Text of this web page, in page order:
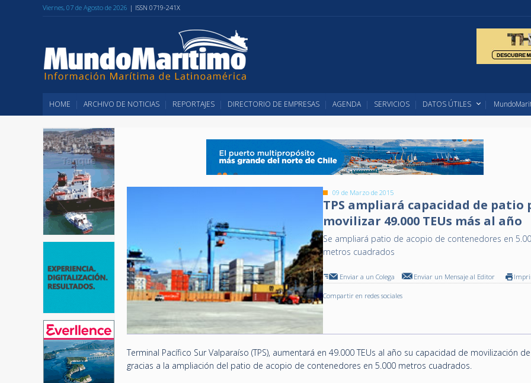
Viernes, 07 de Agosto de 2026 | ISSN 0719-241X
HOME ARCHIVO DE NOTICIAS REPORTAJES DIRECTORIO DE EMPRESAS AGENDA SERVICIOS DATOS ÚTILES
09 de Marzo de 2015
TPS ampliará capacidad de patio
movilizar 49.000 TEUs más al año
Se ampliará patio de acopio de contenedores en
metros cuadrados
Enviar a un Colega Enviar un Mensaje al Editor
Compartir en redes sociales
Terminal Pacífico Sur Valparaíso (TPS), aumentará en 49.000 TEUs al año su capacidad de movilización
gracias a la ampliación del patio de acopio de contenedores en 5.000 metros cuadrados.